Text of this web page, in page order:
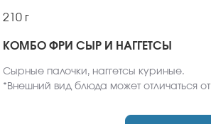
210 г
КОМБО ФРИ СЫР И НАГГЕТСЫ
Сырные палочки, наггетсы куриные.
*Внешний вид блюда может отличаться от